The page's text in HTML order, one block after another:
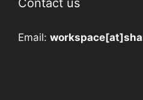
Contact us
Email: